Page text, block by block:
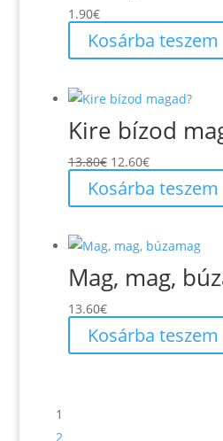
1.90€
Kosárba teszem
Kire bízod
13.80€ Original
price
was:
12.60€Current
price
is:
Kosárba teszem
Mag, mag,
13.60€
Kosárba teszem
1
2